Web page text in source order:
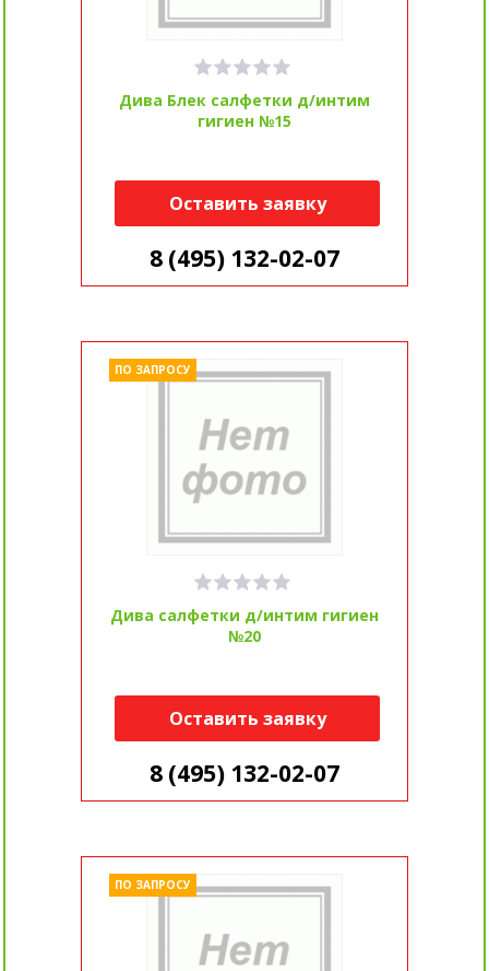
Дива Блек салфетки д/интим
гигиен №15
Оставить заявку
8 (495) 132-02-07
Дива салфетки д/интим гигиен
№20
ПО ЗАПРОСУ
Оставить заявку
8 (495) 132-02-07
ПО ЗАПРОСУ